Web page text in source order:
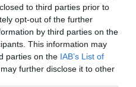
to third parties prior to
opt-out of the further
by third parties on the
This information may
parties on the IAB’s List of
further disclose it to other
για τον Ετιέν Καμαρά
θέματα. Και